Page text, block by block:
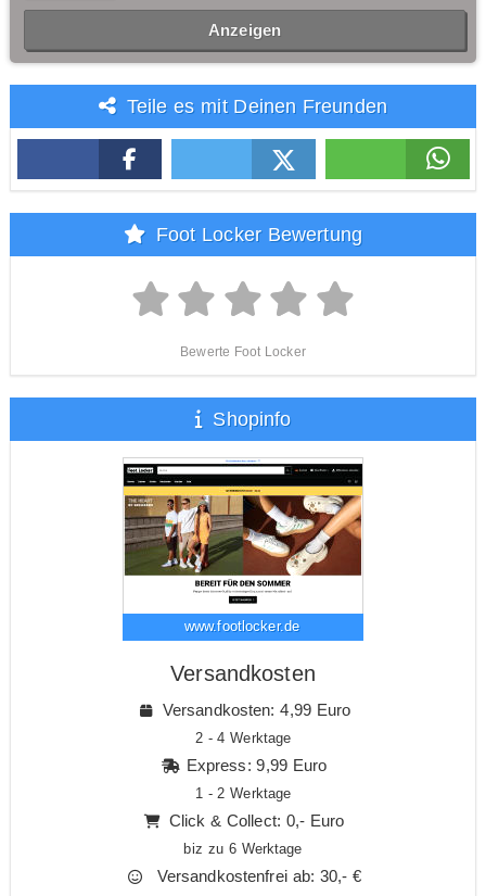
Anzeigen
Teile es mit Deinen Freunden
Foot Locker Bewertung
Bewerte Foot Locker
Shopinfo
www.footlocker.de
Versandkosten
Versandkosten: 4,99 Euro
2 - 4 Werktage
Express: 9,99 Euro
1 - 2 Werktage
Click & Collect: 0,- Euro
biz zu 6 Werktage
Versandkostenfrei ab: 30,- €